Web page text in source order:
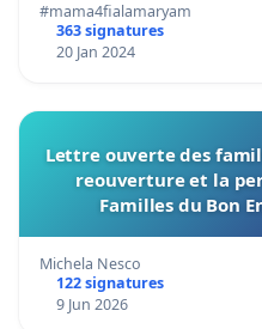
#mama4fialamaryam
363 signatures
20 Jan 2024
Lettre ouverte des
reouverture et la
Familles du Bon
Michela Nesco
122 signatures
9 Jun 2026